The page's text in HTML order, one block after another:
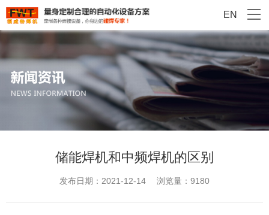
EN
储能焊机和中频焊机的区别
发布日期：2021-12-14 浏览量：9180